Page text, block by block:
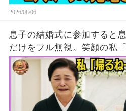
2026/08/06
息子の結婚式に参加すると
だけをフル無視。笑顔の私
嫁･嫁両親「…」→5分後、
視して消えた結果